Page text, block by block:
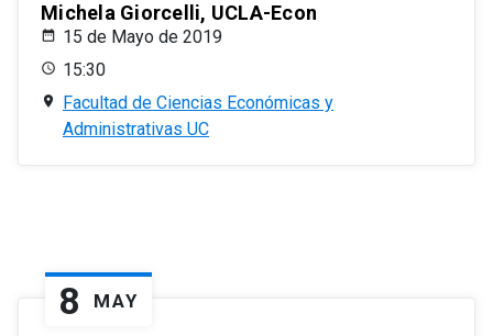
Michela Giorcelli, UCLA-Econ
15 de Mayo de 2019
15:30
Facultad de Ciencias Económicas y
Administrativas UC
8 MAY